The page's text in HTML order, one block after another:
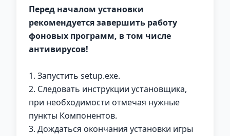
Перед началом установки
рекомендуется завершить работу
фоновых программ, в том числе
антивирусов!
1. Запустить setup.exe.
2. Следовать инструкции установщика,
при необходимости отмечая нужные
пункты Компонентов.
3. Дождаться окончания установки игры